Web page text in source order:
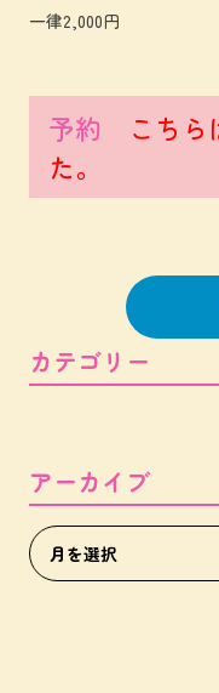
一律2,000円
予約
こち
た。
カテゴリー
アーカイブ